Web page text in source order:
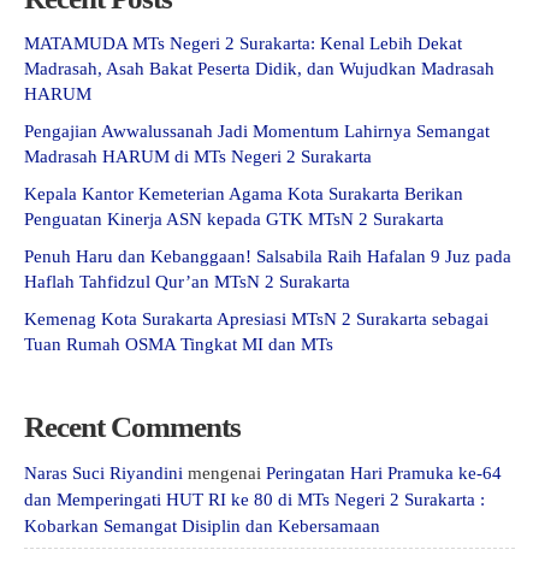
MATAMUDA MTs Negeri 2 Surakarta: Kenal Lebih Dekat
Madrasah, Asah Bakat Peserta Didik, dan Wujudkan Madrasah
HARUM
Pengajian Awwalussanah Jadi Momentum Lahirnya Semangat
Madrasah HARUM di MTs Negeri 2 Surakarta
Kepala Kantor Kemeterian Agama Kota Surakarta Berikan
Penguatan Kinerja ASN kepada GTK MTsN 2 Surakarta
Penuh Haru dan Kebanggaan! Salsabila Raih Hafalan 9 Juz pada
Haflah Tahfidzul Qur’an MTsN 2 Surakarta
Kemenag Kota Surakarta Apresiasi MTsN 2 Surakarta sebagai
Tuan Rumah OSMA Tingkat MI dan MTs
Recent Comments
Naras Suci Riyandini mengenai Peringatan Hari Pramuka ke-64
dan Memperingati HUT RI ke 80 di MTs Negeri 2 Surakarta :
Kobarkan Semangat Disiplin dan Kebersamaan